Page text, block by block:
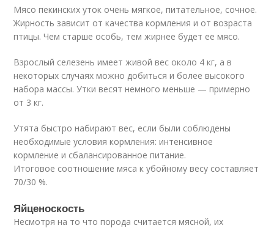
Мясо пекинских уток очень мягкое, питательное, сочное.
Жирность зависит от качества кормления и от возраста
птицы. Чем старше особь, тем жирнее будет ее мясо.
Взрослый селезень имеет живой вес около 4 кг, а в
некоторых случаях можно добиться и более высокого
набора массы. Утки весят немного меньше — примерно
от 3 кг.
Утята быстро набирают вес, если были соблюдены
необходимые условия кормления: интенсивное
кормление и сбалансированное питание.
Итоговое соотношение мяса к убойному весу составляет
70/30 %.
Яйценоскость
Несмотря на то что порода считается мясной, их